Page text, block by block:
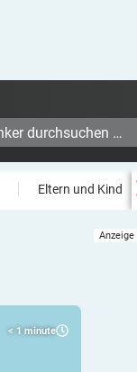
Eltern und Kind
< 1 minute